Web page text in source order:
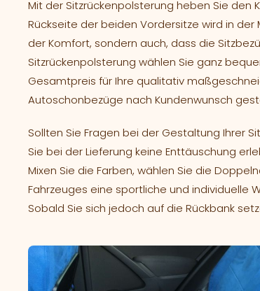
Mit der Sitzrückenpolsterung heben Sie den
Rückseite der beiden Vordersitze wird in
der Komfort, sondern auch, dass die
Sitzrückenpolsterung wählen Sie ganz
Gesamtpreis für Ihre qualitativ
Autoschonbezüge nach Kundenwunsch
Sollten Sie Fragen bei der Gestaltung Ihrer
Sie bei der Lieferung keine Enttäuschung
Mixen Sie die Farben, wählen Sie die
Fahrzeuges eine sportliche und individuelle
Sobald Sie sich jedoch auf die Rückbank